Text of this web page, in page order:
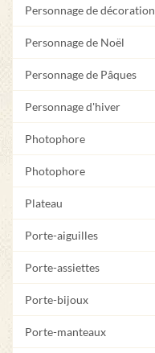
Personnage de décoration
Personnage de Noël
Personnage de Pâques
Personnage d'hiver
Photophore
Photophore
Plateau
Porte-aiguilles
Porte-assiettes
Porte-bijoux
Porte-manteaux